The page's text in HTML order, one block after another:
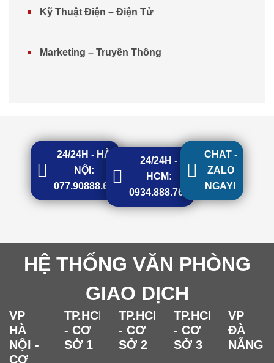
Kỹ Thuật Điện – Điện Tử
Marketing – Truyền Thông
24/24H - HÀ
NỘI:
077.90888.68
24/24H -
HCM:
0934.888.768
CHAT -
ZALO
NGAY!
HỆ THỐNG VĂN PHÒNG
GIAO DỊCH
VP
HÀ
NỘI -
CƠ
TP.HCM
- CƠ
SỞ 1
TP.HCM
- CƠ
SỞ 2
TP.HCM
- CƠ
SỞ 3
VP
ĐÀ
NẴNG